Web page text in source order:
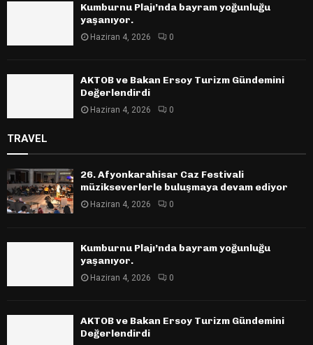
Kumburnu Plajı’nda bayram yoğunluğu
yaşanıyor.
Haziran 4, 2026 0
AKTOB ve Bakan Ersoy Turizm Gündemini
Değerlendirdi
Haziran 4, 2026 0
TRAVEL
26. Afyonkarahisar Caz Festivali
müzikseverlerle buluşmaya devam ediyor
Haziran 4, 2026 0
Kumburnu Plajı’nda bayram yoğunluğu
yaşanıyor.
Haziran 4, 2026 0
AKTOB ve Bakan Ersoy Turizm Gündemini
Değerlendirdi